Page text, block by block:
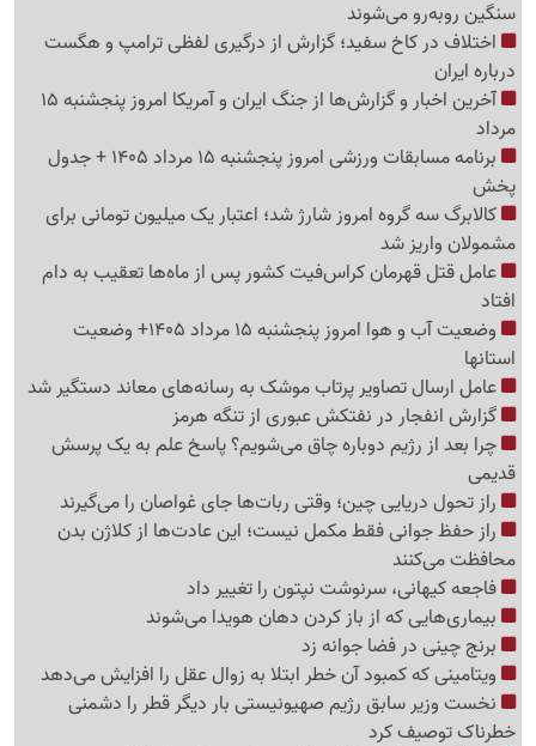
سنگین روبه‌رو می‌شوند
اختلاف در کاخ سفید؛ گزارش از درگیری لفظی ترامپ و هگست
درباره ایران
آخرین اخبار و گزارش‌ها از جنگ ایران و آمریکا امروز پنجشنبه 15
مرداد
برنامه مسابقات ورزشی امروز پنجشنبه 15 مرداد 1405 + جدول
پخش
کالابرگ سه گروه امروز شارژ شد؛ اعتبار یک میلیون تومانی برای
مشمولان واریز شد
عامل قتل قهرمان کراس‌فیت کشور پس از ماه‌ها تعقیب به دام
افتاد
وضعیت آب و هوا امروز پنجشنبه 15 مرداد 1405+ وضعیت
استانها
عامل ارسال تصاویر پرتاب موشک به رسانه‌های معاند دستگیر شد
گزارش انفجار در نفتکش عبوری از تنگه هرمز
چرا بعد از رژیم دوباره چاق می‌شویم؟ پاسخ علم به یک پرسش
قدیمی
راز تحول دریایی چین؛ وقتی ربات‌ها جای غواصان را می‌گیرند
راز حفظ جوانی فقط مکمل نیست؛ این عادت‌ها از کلاژن بدن
محافظت می‌کنند
فاجعه کیهانی، سرنوشت نپتون را تغییر داد
بیماری‌هایی که از باز کردن دهان هویدا می‌شوند
برنج چینی در فضا جوانه زد
ویتامینی که کمبود آن خطر ابتلا به زوال عقل را افزایش می‌دهد
نخست وزیر سابق رژیم صهیونیستی بار دیگر قطر را دشمنی
خطرناک توصیف کرد